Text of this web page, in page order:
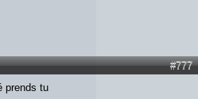
#777
prends tu